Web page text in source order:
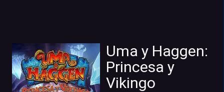
Uma y Haggen:
Princesa y
Vikingo